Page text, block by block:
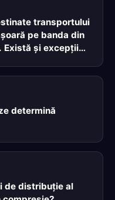
transportului
pe banda din
Există şi excepţii
determină
de distribuţie al